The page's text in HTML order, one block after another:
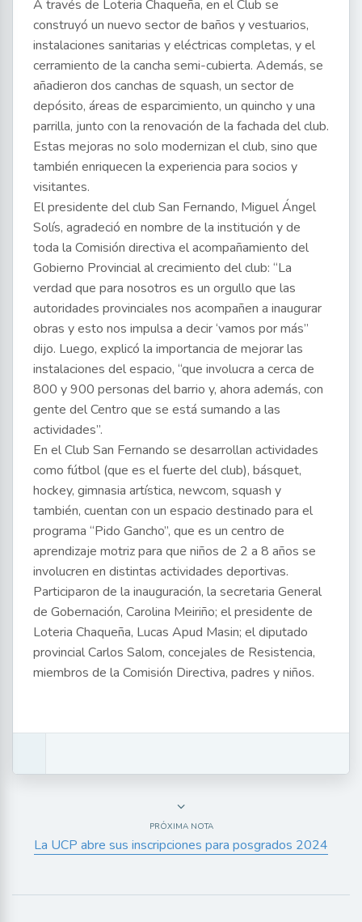
A través de Loteria Chaqueña, en el Club se
construyó un nuevo sector de baños y vestuarios,
instalaciones sanitarias y eléctricas completas, y el
cerramiento de la cancha semi-cubierta. Además, se
añadieron dos canchas de squash, un sector de
depósito, áreas de esparcimiento, un quincho y una
parrilla, junto con la renovación de la fachada del club.
Estas mejoras no solo modernizan el club, sino que
también enriquecen la experiencia para socios y
visitantes.
El presidente del club San Fernando, Miguel Ángel
Solís, agradeció en nombre de la institución y de
toda la Comisión directiva el acompañamiento del
Gobierno Provincial al crecimiento del club: “La
verdad que para nosotros es un orgullo que las
autoridades provinciales nos acompañen a inaugurar
obras y esto nos impulsa a decir ‘vamos por más”
dijo. Luego, explicó la importancia de mejorar las
instalaciones del espacio, “que involucra a cerca de
800 y 900 personas del barrio y, ahora además, con
gente del Centro que se está sumando a las
actividades”.
En el Club San Fernando se desarrollan actividades
como fútbol (que es el fuerte del club), básquet,
hockey, gimnasia artística, newcom, squash y
también, cuentan con un espacio destinado para el
programa “Pido Gancho”, que es un centro de
aprendizaje motriz para que niños de 2 a 8 años se
involucren en distintas actividades deportivas.
Participaron de la inauguración, la secretaria General
de Gobernación, Carolina Meiriño; el presidente de
Loteria Chaqueña, Lucas Apud Masin; el diputado
provincial Carlos Salom, concejales de Resistencia,
miembros de la Comisión Directiva, padres y niños.
PRÓXIMA NOTA
La UCP abre sus inscripciones para posgrados 2024